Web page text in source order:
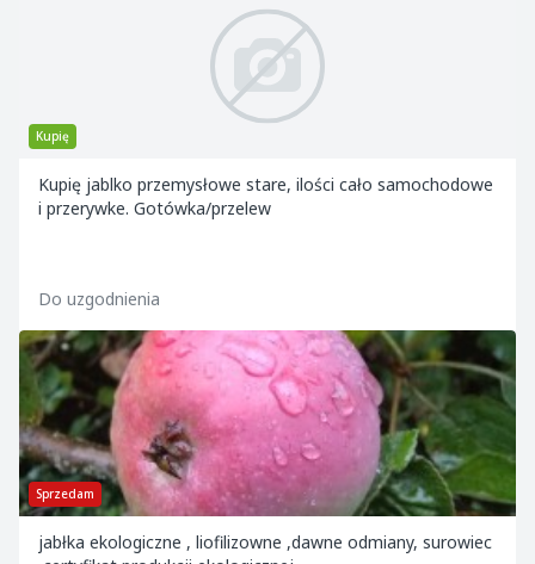
Kupię
Kupię jablko przemysłowe stare, ilości cało samochodowe
i przerywke. Gotówka/przelew
Do uzgodnienia
Sprzedam
jabłka ekologiczne , liofilizowne ,dawne odmiany, surowiec